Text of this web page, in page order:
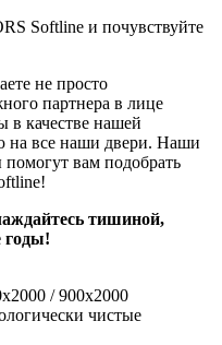
Softline и почувствуйте
не просто
партнера в лице
качестве нашей
на все наши двери. Наши
вам подобрать
тишиной,
годы!
/ 900x2000
чистые